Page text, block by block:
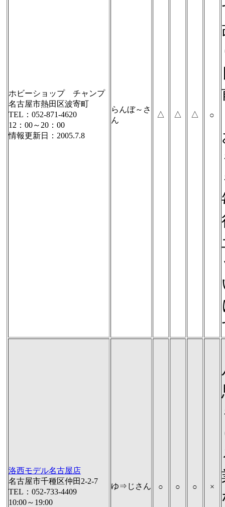
ホビーショップ チャンプ
名古屋市熱田区波寄町
TEL：052-871-4620
12：00～20：00
情報更新日：2005.7.8
らんぼ～さ
ん
△ △ △ ○
洛西モデル名古屋店
名古屋市千種区仲田2-2-7
TEL：052-733-4409
10:00～19:00
ゆ⇒じさん ○ ○ ○ ×